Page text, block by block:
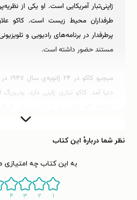
ژاپنی‌تبار آمریکایی است. او یکی از
طرفداران محیط زیست است. کاکو
پرطرفدار در برنامه‌های رادیویی و
مستند حضور داشته است.
خسارات زلزله به این سرزمین سفر
همچون او در کالیفرنیا زاده شدند و از
نبود، اما با حمایت‌هایش راه میچیوی
علمی باز کرد. میچیو از نوجوانی به فیزیک
وقتی شنید انیشتین بزرگ در تکمیل
نظر شما دربارهٔ این کتاب
به این کتاب چه
۱ ۲ ۳ ۴